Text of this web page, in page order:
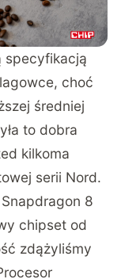
specyfikacją
choć
średniej
to dobra
kilkoma
serii Nord.
8
chipset od
zdążyliśmy